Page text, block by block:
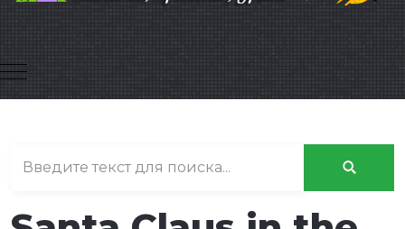
Mobile Menu Toggle